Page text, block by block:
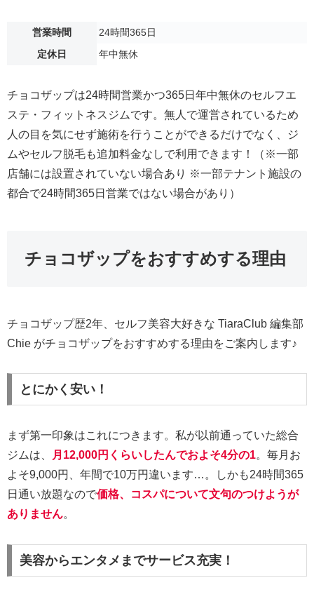
営業時間
24時間365日
定休日
年中無休
チョコザップは24時間営業かつ365日年中無休のセルフエ
ステ・フィットネスジムです。無人で運営されているため
人の目を気にせず施術を行うことができるだけでなく、ジ
ムやセルフ脱毛も追加料金なしで利用できます！（※一部
店舗には設置されていない場合あり ※一部テナント施設の
都合で24時間365日営業ではない場合があり）
チョコザップをおすすめする理由
チョコザップ歴2年、セルフ美容大好きな TiaraClub 編集部
Chie がチョコザップをおすすめする理由をご案内します♪
とにかく安い！
まず第一印象はこれにつきます。私が以前通っていた総合
ジムは、
月12,000円くらいしたんでおよそ4分の1。毎月お
よそ9,000円、年間で10万円違います…。しかも24時間365
日通い放題なので価格、コスパについて文句のつけようが
ありません。
美容からエンタメまでサービス充実！